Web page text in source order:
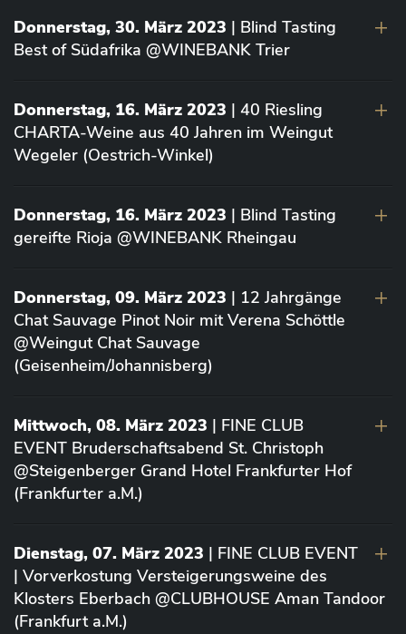
Donnerstag, 30. März 2023 | Blind Tasting
Best of Südafrika @WINEBANK Trier
Donnerstag, 16. März 2023 | 40 Riesling
CHARTA-Weine aus 40 Jahren im Weingut
Wegeler (Oestrich-Winkel)
Donnerstag, 16. März 2023 | Blind Tasting
gereifte Rioja @WINEBANK Rheingau
Donnerstag, 09. März 2023 | 12 Jahrgänge
Chat Sauvage Pinot Noir mit Verena Schöttle
@Weingut Chat Sauvage
(Geisenheim/Johannisberg)
Mittwoch, 08. März 2023 | FINE CLUB
EVENT Bruderschaftsabend St. Christoph
@Steigenberger Grand Hotel Frankfurter Hof
(Frankfurter a.M.)
Dienstag, 07. März 2023 | FINE CLUB EVENT
| Vorverkostung Versteigerungsweine des
Klosters Eberbach @CLUBHOUSE Aman Tandoor
(Frankfurt a.M.)